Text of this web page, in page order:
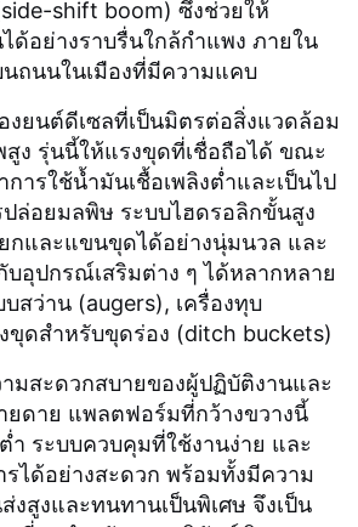
shift boom) ซึ่งช่วยให้
ด้อย่างราบรื่นใกล้กำแพง ภายใน
นถนนในเมืองที่มีความแคบ
งยนต์ดีเซลที่เป็นมิตรต่อสิ่งแวดล้อม
ง รุ่นนี้ให้แรงขุดที่เชื่อถือได้ ขณะ
การใช้น้ำมันเชื้อเพลิงต่ำและเป็นไป
ล่อยมลพิษ ระบบไฮดรอลิกขั้นสูง
และแขนขุดได้อย่างนุ่มนวล และ
บอุปกรณ์เสริมต่าง ๆ ได้หลากหลาย
บสว่าน (augers), เครื่องทุบ
ขุดสำหรับขุดร่อง (ditch buckets)
มสะดวกสบายของผู้ปฏิบัติงานและ
ยดาย แพลตฟอร์มที่กว้างขวางนี้
ำ ระบบควบคุมที่ใช้งานง่าย และ
รได้อย่างสะดวก พร้อมทั้งมีความ
งสูงและทนทานเป็นพิเศษ จึงเป็น